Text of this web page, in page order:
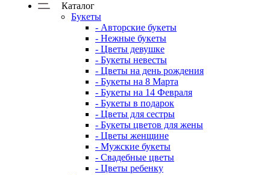
Каталог
Букеты
- Авторские букеты
- Нежные букеты
- Цветы девушке
- Букеты невесты
- Цветы на день рождения
- Букеты на 8 Марта
- Букеты на 14 Февраля
- Букеты в подарок
- Цветы для сестры
- Букеты цветов для жены
- Цветы женщине
- Мужские букеты
- Свадебные цветы
- Цветы ребенку